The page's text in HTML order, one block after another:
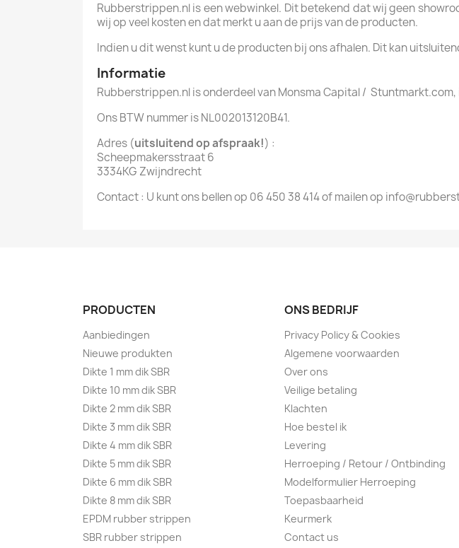
Rubberstrippen.nl is een webwinkel. Dit betekend dat wij geen
wij op veel kosten en dat merkt u aan de prijs van de producten.
Indien u dit wenst kunt u de producten bij ons afhalen. Dit kan
Informatie
Rubberstrippen.nl is onderdeel van Monsma Capital /
Ons BTW nummer is NL002013120B41.
Adres (uitsluitend op afspraak!) :
Scheepmakersstraat 6
3334KG Zwijndrecht
Contact : U kunt ons bellen op 06 450 38 414 of mailen op
PRODUCTEN
Aanbiedingen
Nieuwe produkten
Dikte 1 mm dik SBR
Dikte 10 mm dik SBR
Dikte 2 mm dik SBR
Dikte 3 mm dik SBR
Dikte 4 mm dik SBR
Dikte 5 mm dik SBR
Dikte 6 mm dik SBR
Dikte 8 mm dik SBR
EPDM rubber strippen
SBR rubber strippen
ONS BEDRIJF
Privacy Policy & Cookies
Algemene voorwaarden
Over ons
Veilige betaling
Klachten
Hoe bestel ik
Levering
Herroeping / Retour / Ontbinding
Modelformulier Herroeping
Toepasbaarheid
Keurmerk
Contact us